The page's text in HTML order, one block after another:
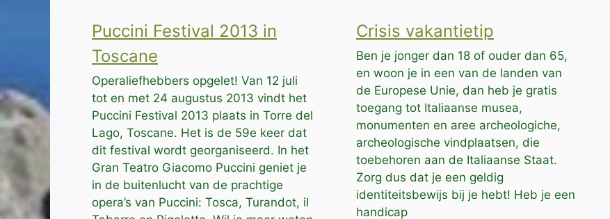
Puccini Festival 2013 in
Toscane
Operaliefhebbers opgelet! Van 12 juli
tot en met 24 augustus 2013 vindt het
Puccini Festival 2013 plaats in Torre del
Lago, Toscane. Het is de 59e keer dat
dit festival wordt georganiseerd. In het
Gran Teatro Giacomo Puccini geniet je
in de buitenlucht van de prachtige
opera’s van Puccini: Tosca, Turandot, il
Crisis vakantietip
Ben je jonger dan 18 of ouder dan 65,
en woon je in een van de landen van
de Europese Unie, dan heb je gratis
toegang tot Italiaanse musea,
monumenten en aree archeologiche,
archeologische vindplaatsen, die
toebehoren aan de Italiaanse Staat.
Zorg dus dat je een geldig
identiteitsbewijs bij je hebt! Heb je een
handicap